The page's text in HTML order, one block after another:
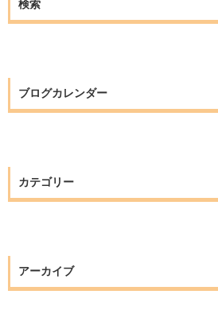
検索
ブログカレンダー
カテゴリー
アーカイブ